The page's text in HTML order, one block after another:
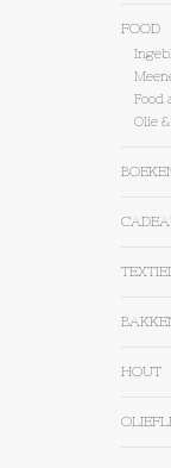
FOOD
Food
Olie
HOUT